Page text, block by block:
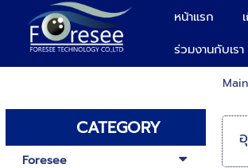
หน้าแรก
ร่วมงานกับเรา
CATEGORY
Foresee